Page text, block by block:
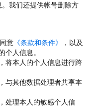
我们还提供帐号删除方
意 《条款和条件》
，以及
个人信息。
将本人的个人信息进行跨
与其他数据处理者共享本
处理本人的敏感个人信